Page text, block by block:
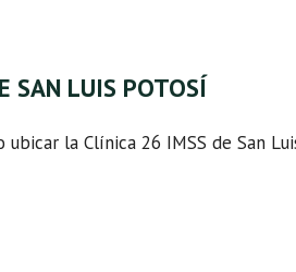
SAN LUIS POTOSÍ
la Clínica 26 IMSS de San